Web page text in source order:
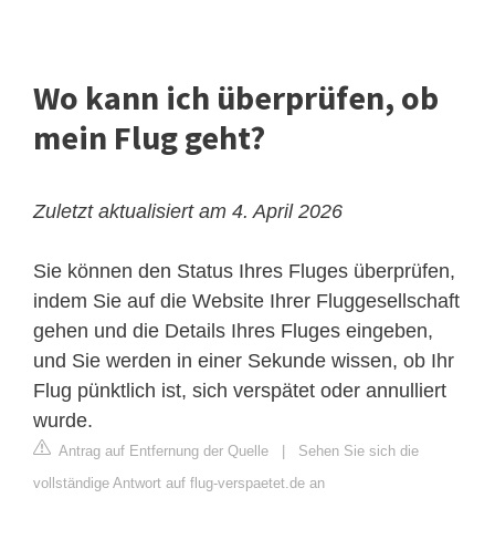
Wo kann ich überprüfen, ob
mein Flug geht?
Zuletzt aktualisiert am 4. April 2026
Sie können den Status Ihres Fluges überprüfen,
indem Sie auf die Website Ihrer Fluggesellschaft
gehen und die Details Ihres Fluges eingeben,
und Sie werden in einer Sekunde wissen, ob Ihr
Flug pünktlich ist, sich verspätet oder annulliert
wurde.
Antrag auf Entfernung der Quelle
Sehen Sie sich die
vollständige Antwort auf flug-verspaetet.de an